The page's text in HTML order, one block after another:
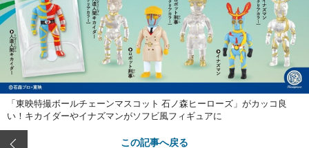
「東映特撮ボールチェーンマスコット 石ノ森ヒーローズ」がカッコ良
い！キカイダーやイナズマンがソフビ風フィギュアに
この記事へ戻る